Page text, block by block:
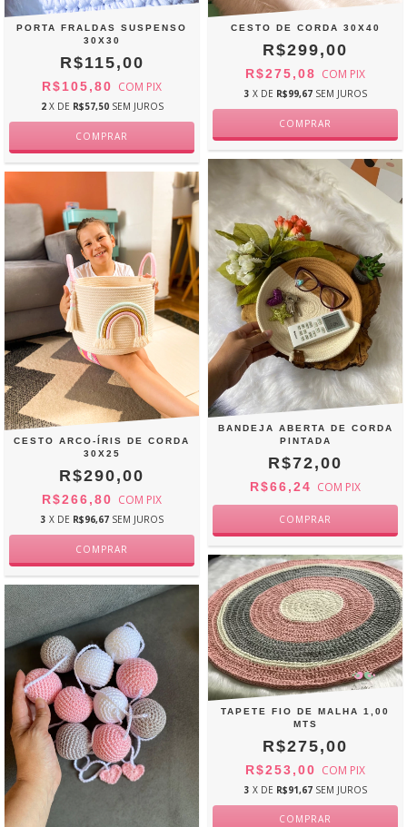
PORTA FRALDAS SUSPENSO
30X30
R$115,00
R$105,80 COM PIX
2 X DE R$57,50 SEM JUROS
CESTO DE CORDA 30X40
R$299,00
R$275,08 COM PIX
3 X DE R$99,67 SEM JUROS
CESTO ARCO-ÍRIS DE CORDA
30X25
R$290,00
R$266,80 COM PIX
3 X DE R$96,67 SEM JUROS
BANDEJA ABERTA DE CORDA
PINTADA
R$72,00
R$66,24 COM PIX
TAPETE FIO DE MALHA 1,00
MTS
R$275,00
R$253,00 COM PIX
3 X DE R$91,67 SEM JUROS